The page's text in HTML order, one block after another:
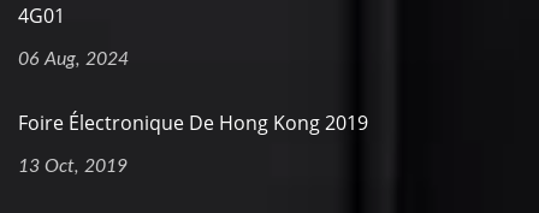
4G01
06 Aug, 2024
Foire Électronique De Hong Kong 2019
13 Oct, 2019